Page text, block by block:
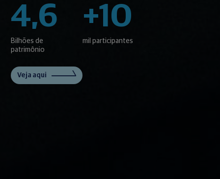
4,6
Bilhões de
patrimônio
+10
mil participantes
Veja aqui